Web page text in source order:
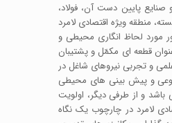
پایین دست آن، فولاد،
منطقه ویژه اقتصادی لامرد
مورد لحاظ انگاری محیطی و
قطعه ای مکمّل و پشتیبان
و تجربی نیروهای شاغل در
و پیش بینی های محیطی
و از طرفی دیگر، اولویت
لامرد در چارچوب یک نگاه